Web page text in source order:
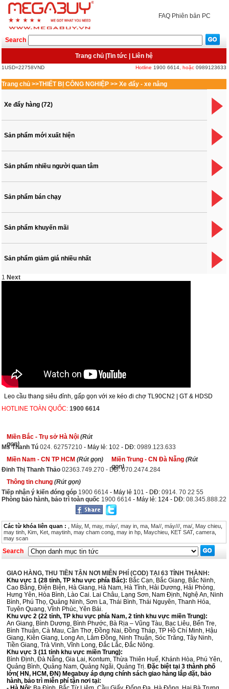
FAQ Phiên bản PC
Search
Trang chủ Tin tức Liên hệ
1USD=22758VND Hotline 1900 6614 , hoặc 0989123633
Trang chủ >>THIẾT BỊ CÔNG NGHIỆP >> Xe đẩy - xe nâng
Xe đẩy hàng (72)
Sản phẩm mới xuất hiện
Sản phẩm nhiều người quan tâm
Sản phẩm bán chạy
Sản phẩm khuyến mãi
Sản phẩm giảm giá nhiều nhất
1 Next
Leo cầu thang siêu đỉnh, gấp gọn với xe kéo đi chợ TL90CN2 | GT & HDSD
HOTLINE TOÀN QUỐC: 1900 6614
Miền Bắc - Trụ sở Hà Nội (Rút
gọn)
Ms Thanh Tú 024. 62757210 - Máy lẻ: 102 - DĐ: 0989.123.633
Miền Nam - CN TP HCM (Rút gọn) Miền Trung - CN Đà Nẵng (Rút
gọn)
Đinh Thị Thanh Thảo 02363.749.270 - DĐ: 070.2474.284
Thông tin chung (Rút gọn)
Tiếp nhận ý kiến đóng góp 1900 6614 - Máy lẻ 101 - DĐ: 0914. 70 22 55
Phòng bảo hành, bảo trì toàn quốc 1900 6614 - Máy lẻ: 124 - DĐ: 08.345.888.22
Các từ khóa liên quan : Máy, M may, máy/ may in ma Ma// máy/// ma/ May chieu
may tinh Kim Ket maytinh may cham cong may in hp Maychieu KET SAT, camera
may scan
Search
GIAO HÀNG, THU TIỀN TẬN NƠI MIỄN PHÍ (COD) TẠI 63 TỈNH THÀNH:
Khu vực 1 (28 tỉnh, TP khu vực phía Bắc): Bắc Cạn, Bắc Giang, Bắc Ninh,
Cao Bằng, Điện Biện, Hà Giang, Hà Nam, Hà Tĩnh, Hải Dương, Hải Phòng,
Hưng Yên, Hòa Bình, Lào Cai. Lai Châu, Lạng Sơn, Nam Định, Nghệ An, Ninh
Bình, Phú Thọ, Quảng Ninh, Sơn La, Thái Bình, Thái Nguyên, Thanh Hóa,
Tuyên Quang, Vĩnh Phúc, Yên Bái.
Khu vực 2 (22 tỉnh, TP khu vực phía Nam, 2 tỉnh khu vực miền Trung):
An Giang, Bình Dương, Bình Phước, Bà Rịa – Vũng Tàu, Bạc Liêu, Bến Tre,
Bình Thuận, Cà Mau, Cần Thơ, Đồng Nai, Đồng Tháp, TP Hồ Chí Minh, Hậu
Giang, Kiên Giang, Long An, Lâm Đồng, Ninh Thuận, Sóc Trăng, Tây Ninh,
Tiền Giang, Trà Vinh, Vĩnh Long, Đắc Lắc, Đắc Nông.
Khu vực 3 (11 tỉnh khu vực miền Trung):
Bình Định, Đà Nẵng, Gia Lai, Kontum, Thừa Thiên Huế, Khánh Hòa, Phú Yên,
Quảng Bình, Quảng Nam, Quảng Ngãi, Quảng Trị. Đặc biệt tại 3 thành phố
lớn( HN, HCM, ĐN) Megabuy áp dụng chính sách giao hàng lắp đặt, bảo
hành, bảo trì miễn phí tận nơi tại: